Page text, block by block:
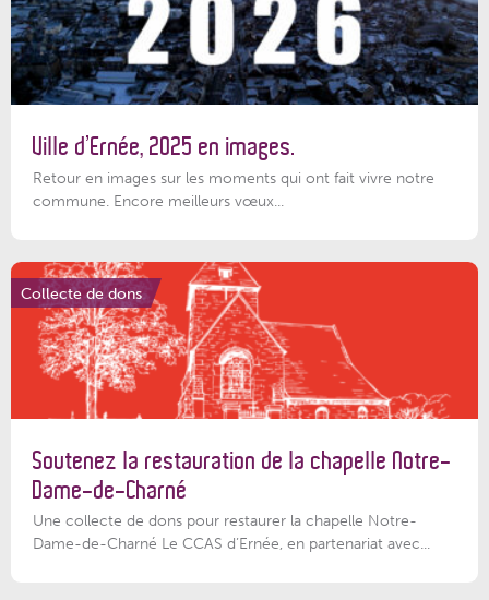
Ville d’Ernée, 2025 en images.
Retour en images sur les moments qui ont fait vivre notre
commune. Encore meilleurs vœux...
Collecte de dons
Soutenez la restauration de la chapelle Notre-
Dame-de-Charné
Une collecte de dons pour restaurer la chapelle Notre-
Dame-de-Charné Le CCAS d’Ernée, en partenariat avec...